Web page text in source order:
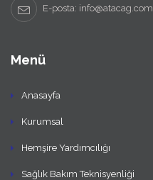
E-posta: info@atacag.com
Menü
Anasayfa
Kurumsal
Hemşire Yardımcılığı
Sağlık Bakım Teknisyenliği